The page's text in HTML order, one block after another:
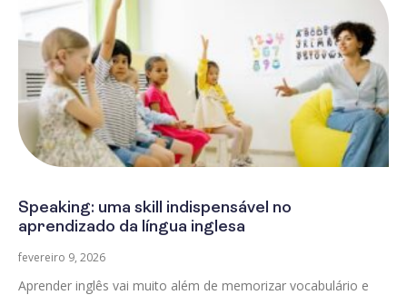
Speaking: uma skill indispensável no
aprendizado da língua inglesa
fevereiro 9, 2026
Aprender inglês vai muito além de memorizar vocabulário e